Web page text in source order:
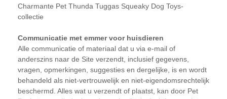
Charmante Pet Thunda Tuggas Squeaky Dog Toys-
collectie
Communicatie met emmer voor huisdieren
Alle communicatie of materiaal dat u via e-mail of
anderszins naar de Site verzendt, inclusief gegevens,
vragen, opmerkingen, suggesties en dergelijke, is en wordt
behandeld als niet-vertrouwelijk en niet-eigendomsrechtelijk
beschermd. Alles wat u verzendt of plaatst, kan door Pet